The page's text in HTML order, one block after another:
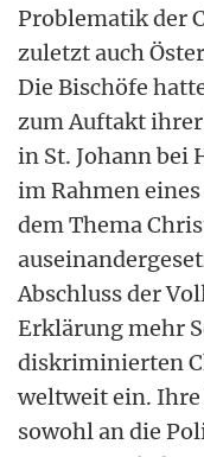
Problematik der
zuletzt auch
Die Bischöfe
zum Auftakt
in St. Johann bei
im Rahmen
dem Thema
Abschluss der
Erklärung mehr
diskriminierten
weltweit ein.
sowohl an die